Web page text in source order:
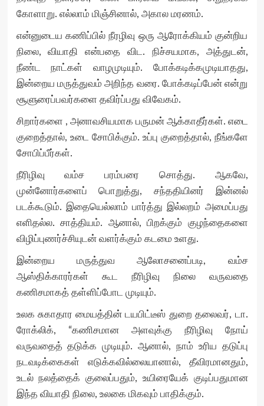
கோளாறு. எல்லாம் மிஞ்சினால், அகால மரணம்.
என்னுடைய கணிப்பில் நீரழிவு ஒரு ஆரோக்கியம் குன்றிய
நிலை, வியாதி என்பதை விட. நிச்சயமாக, அத்துடன்,
நீண்ட நாட்கள் வாழமுடியும். போக்கடிக்கமுடியாதது,
இன்றைய மருத்துவம் அறிந்த வரை. போக்கடிப்பேன் என்று
சூளுரைப்பவர்களை தவிர்ப்பது விவேகம்.
சிறார்களை , அனாவசியமாக பருமன் ஆக்காதீர்கள். எடை
குறைத்தால், உடை சோபிக்கும். உப்பு குறைத்தால், நீங்களே
சோபிப்பீர்கள்.
நீரிழிவு வம்ச பரம்பரை சொத்து. ஆகவே,
முன்னோர்களைப் பொறுத்து, சந்ததியினர் இன்னல்
படக்கூடும். இதையெல்லாம் பார்த்து இல்லறம் அமைப்பது
எளிதல்ல. சாத்தியம். ஆனால், பிறக்கும் குழந்தைகளை
விழிப்புணர்ச்சியுடன் வளர்க்கும் கடமை உளது.
இன்றைய மருத்துவ ஆலோசனைப்படி, வம்ச
ஆஸ்திக்காரர்கள் கூட நீரிழிவு நிலை வருவதை
கணிசமாகத் தள்ளிப்போட முடியும்.
உலக சுகாதார மையத்தின் டயபிட்டீஸ் துறை தலைவர், டா.
ரோக்லிக், “கணிசமான அளவுக்கு நீரிழிவு நோய்
வருவதைத் தடுக்க முடியும். ஆனால், நாம் உரிய தடுப்பு
நடவடிக்கைகள் எடுக்கவில்லையானால், தீவிரமானதும்,
உடல் நலத்தைக் குலைப்பதும், உயிரையேக் குடிப்பதுமான
இந்த வியாதி நிலை, உலகை மிகவும் பாதிக்கும்.